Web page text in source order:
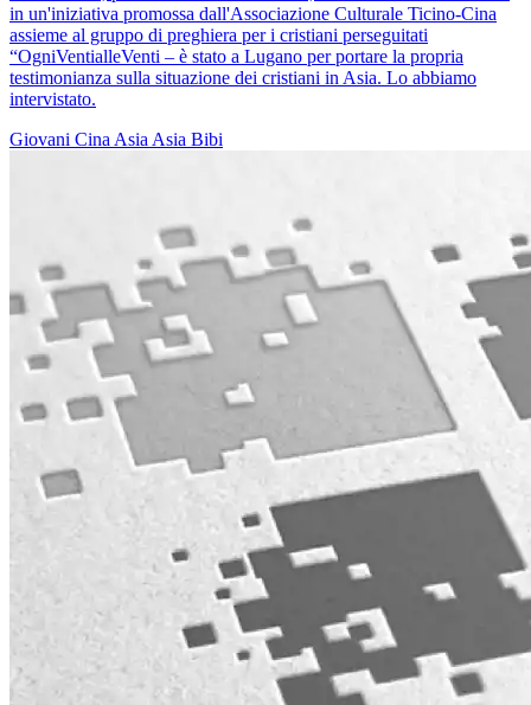
in un'iniziativa promossa dall'Associazione Culturale Ticino-Cina
assieme al gruppo di preghiera per i cristiani perseguitati
“OgniVentialleVenti – è stato a Lugano per portare la propria
testimonianza sulla situazione dei cristiani in Asia. Lo abbiamo
intervistato.
Giovani Cina Asia Asia Bibi